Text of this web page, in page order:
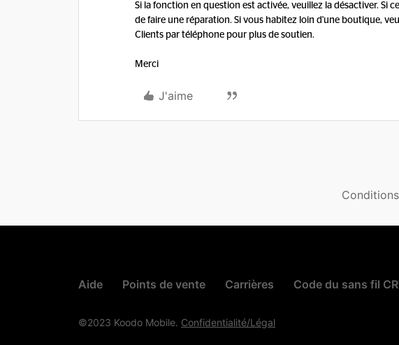
Si la fonction en question est activée, veuillez la désactiver. Si
de faire une réparation. Si vous habitez loin d'une boutique,
Clients par téléphone pour plus de soutien.
Merci
J'aime
Aide Points de vente Carrières Code du sans fil
©2023 Koodo Mobile. Confidentialité/Légal